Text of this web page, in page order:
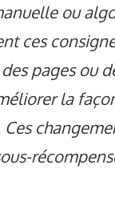
ou
ces
pages ou
la